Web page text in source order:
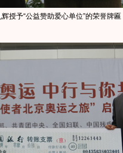
授予“公益赞助爱心单位”的荣誉牌匾